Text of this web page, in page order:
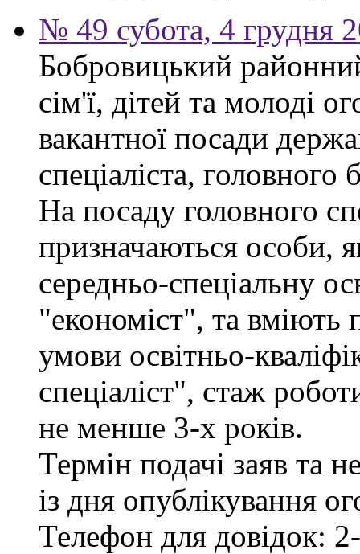
№ 49 субота, 4 грудня
Бобровицький
сім'ї, дітей та молоді
вакантної посади
спеціаліста, головного
На посаду головного
призначаються особи,
середньо-спеціальну
"економіст", та
умови освітньо-
спеціаліст", стаж
не менше 3-х років.
Термін подачі заяв та
із дня опублікування
Телефон для довідок: